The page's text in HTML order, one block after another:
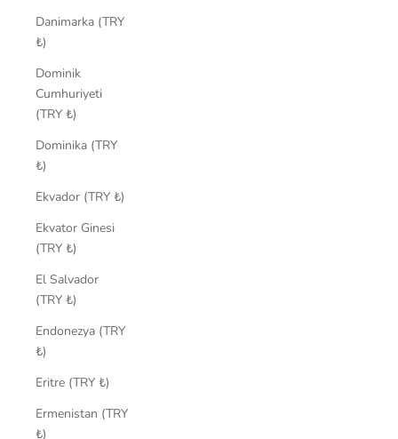
Danimarka (TRY
₺)
Dominik
Cumhuriyeti
(TRY ₺)
Dominika (TRY
₺)
Ekvador (TRY ₺)
Ekvator Ginesi
(TRY ₺)
El Salvador
(TRY ₺)
Endonezya (TRY
₺)
Eritre (TRY ₺)
Ermenistan (TRY
₺)